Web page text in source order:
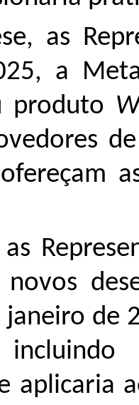
as
a
produto
as
de
aplicaria